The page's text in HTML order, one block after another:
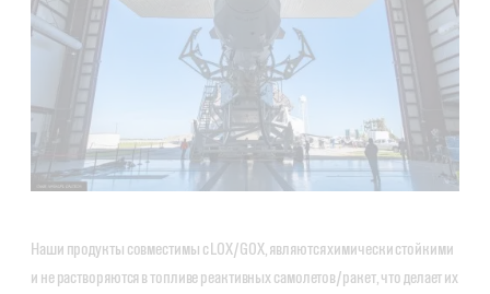
Наши продукты совместимы с LOX/GOX, являются химически стойкими
и не растворяются в топливе реактивных самолетов/ракет, что делает их